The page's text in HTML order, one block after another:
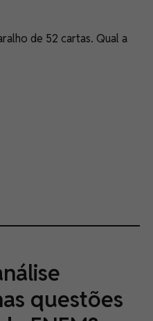
de 52 cartas. Qual a
questões